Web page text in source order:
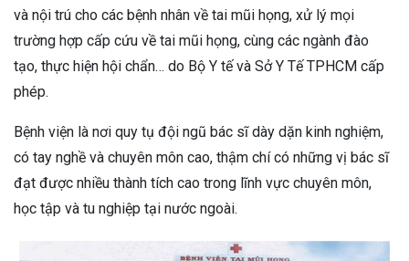
và nội trú cho các bệnh nhân về tai mũi họng, xử lý mọi
trường hợp cấp cứu về tai mũi họng, cùng các ngành đào
tạo, thực hiện hội chẩn… do Bộ Y tế và Sở Y Tế TPHCM cấp
phép.
Bệnh viện là nơi quy tụ đội ngũ bác sĩ dày dặn kinh nghiệm,
có tay nghề và chuyên môn cao, thậm chí có những vị bác sĩ
đạt được nhiều thành tích cao trong lĩnh vực chuyên môn,
học tập và tu nghiệp tại nước ngoài.